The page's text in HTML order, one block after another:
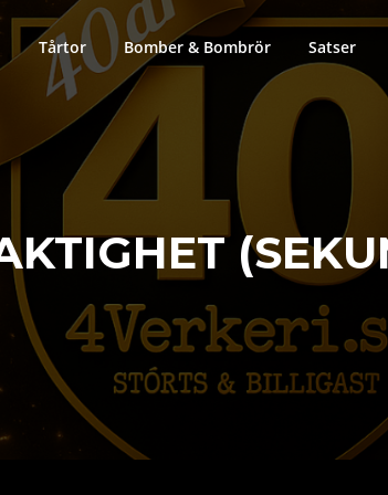
Tårtor Bomber & Bombrör Satser